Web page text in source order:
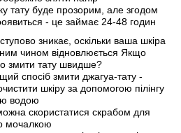
тату буде прозорим, але згодом
- це займає 24-48 годин
зникає, оскільки ваша шкіра
чином відновлюється Якщо
змити тату швидше?
спосіб змити джагуа-тату -
шкіру за допомогою пілінгу
водою
скористатися скрабом для
мочалкою